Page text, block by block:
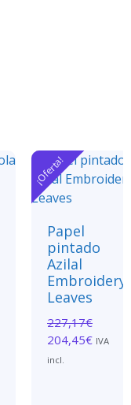
¡Oferta!
Papel
pintado
Azilal
Embroidery
Leaves
227,17€
204,45€ IVA
incl.